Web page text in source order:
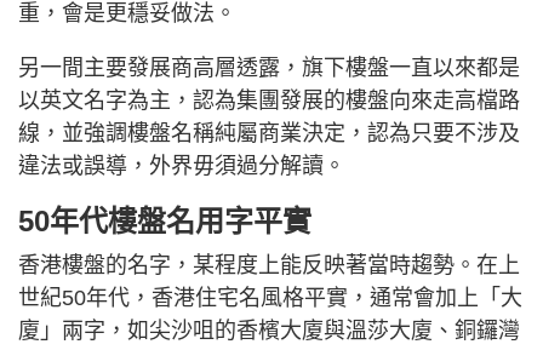
重，會是更穩妥做法。
另一間主要發展商高層透露，旗下樓盤一直以來都是
以英文名字為主，認為集團發展的樓盤向來走高檔路
線，並強調樓盤名稱純屬商業決定，認為只要不涉及
違法或誤導，外界毋須過分解讀。
50年代樓盤名用字平實
香港樓盤的名字，某程度上能反映著當時趨勢。在上
世紀50年代，香港住宅名風格平實，通常會加上「大
廈」兩字，如尖沙咀的香檳大廈與溫莎大廈、銅鑼灣